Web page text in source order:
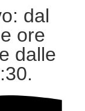
dal
ore
dalle